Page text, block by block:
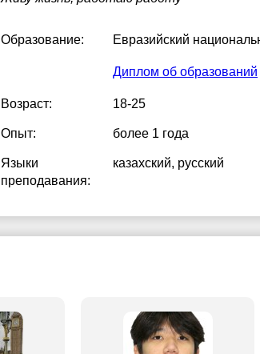
Образование: Евразийский
Диплом об образований
Возраст: 18-25
Опыт: более 1 года
Языки
преподавания:
казахский, русский